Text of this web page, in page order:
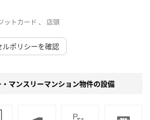
ットカード 、 店頭
ポリシーを確認
マンスリーマンション物件の設備